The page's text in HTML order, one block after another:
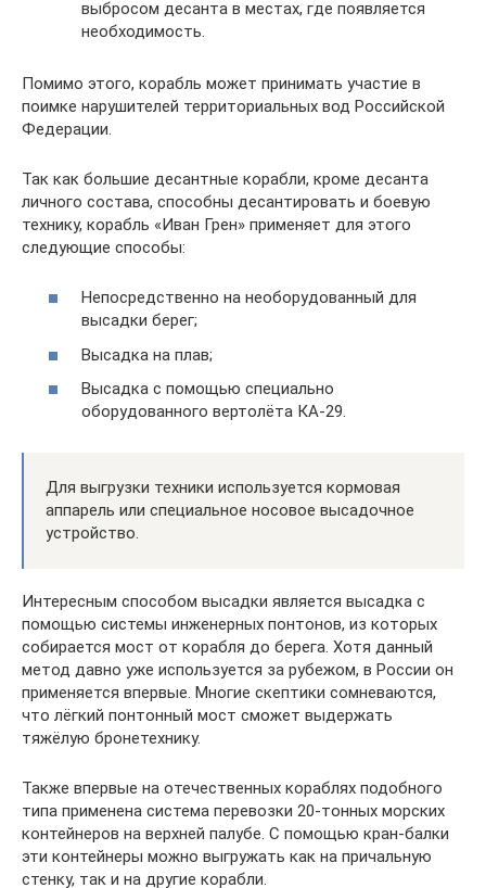
выбросом десанта в местах, где появляется
необходимость.
Помимо этого, корабль может принимать участие в
поимке нарушителей территориальных вод Российской
Федерации.
Так как большие десантные корабли, кроме десанта
личного состава, способны десантировать и боевую
технику, корабль «Иван Грен» применяет для этого
следующие способы:
Непосредственно на необорудованный для
высадки берег;
Высадка на плав;
Высадка с помощью специально
оборудованного вертолёта КА-29.
Для выгрузки техники используется кормовая
аппарель или специальное носовое высадочное
устройство.
Интересным способом высадки является высадка с
помощью системы инженерных понтонов, из которых
собирается мост от корабля до берега. Хотя данный
метод давно уже используется за рубежом, в России он
применяется впервые. Многие скептики сомневаются,
что лёгкий понтонный мост сможет выдержать
тяжёлую бронетехнику.
Также впервые на отечественных кораблях подобного
типа применена система перевозки 20-тонных морских
контейнеров на верхней палубе. С помощью кран-балки
эти контейнеры можно выгружать как на причальную
стенку, так и на другие корабли.